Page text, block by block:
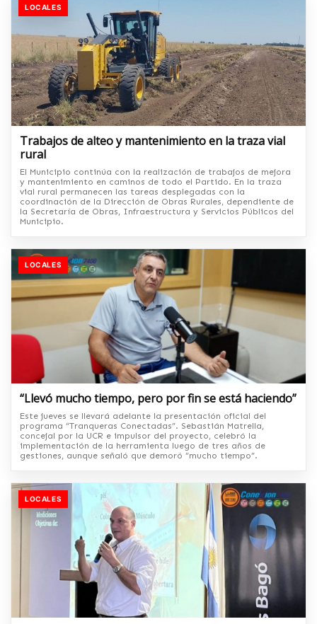
LOCALES
Trabajos de alteo y mantenimiento en la traza vial
rural
El Municipio continúa con la realización de trabajos de mejora
y mantenimiento en caminos de todo el Partido. En la traza
vial rural permanecen las tareas desplegadas con la
coordinación de la Dirección de Obras Rurales, dependiente de
la Secretaría de Obras, Infraestructura y Servicios Públicos del
Municipio.
LOCALES
“Llevó mucho tiempo, pero por fin se está haciendo”
Este jueves se llevará adelante la presentación oficial del
programa “Tranqueras Conectadas”. Sebastián Matrella,
concejal por la UCR e impulsor del proyecto, celebró la
implementación de la herramienta luego de tres años de
gestiones, aunque señaló que demoró “mucho tiempo”.
LOCALES